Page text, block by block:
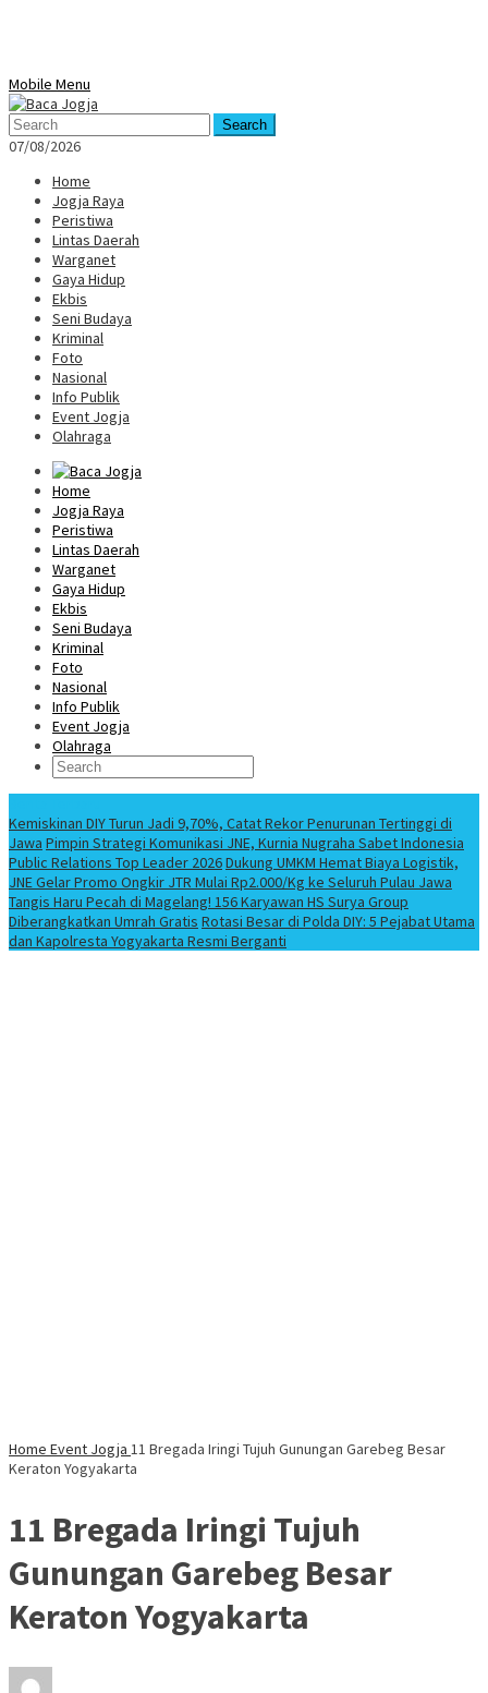
Mobile Menu
Search
07/08/2026
Home
Jogja Raya
Peristiwa
Lintas Daerah
Warganet
Gaya Hidup
Ekbis
Seni Budaya
Kriminal
Foto
Nasional
Info Publik
Event Jogja
Olahraga
Home
Jogja Raya
Peristiwa
Lintas Daerah
Warganet
Gaya Hidup
Ekbis
Seni Budaya
Kriminal
Foto
Nasional
Info Publik
Event Jogja
Olahraga
Kemiskinan DIY Turun Jadi 9,70%, Catat Rekor Penurunan Tertinggi di
Jawa Pimpin Strategi Komunikasi JNE, Kurnia Nugraha Sabet Indonesia
Public Relations Top Leader 2026Dukung UMKM Hemat Biaya Logistik,
JNE Gelar Promo Ongkir JTR Mulai Rp2.000/Kg ke Seluruh Pulau Jawa
Tangis Haru Pecah di Magelang! 156 Karyawan HS Surya Group
Diberangkatkan Umrah Gratis Rotasi Besar di Polda DIY: 5 Pejabat Utama
dan Kapolresta Yogyakarta Resmi Berganti
Home Event Jogja 11 Bregada Iringi Tujuh Gunungan Garebeg Besar
Keraton Yogyakarta
11 Bregada Iringi Tujuh
Gunungan Garebeg Besar
Keraton Yogyakarta